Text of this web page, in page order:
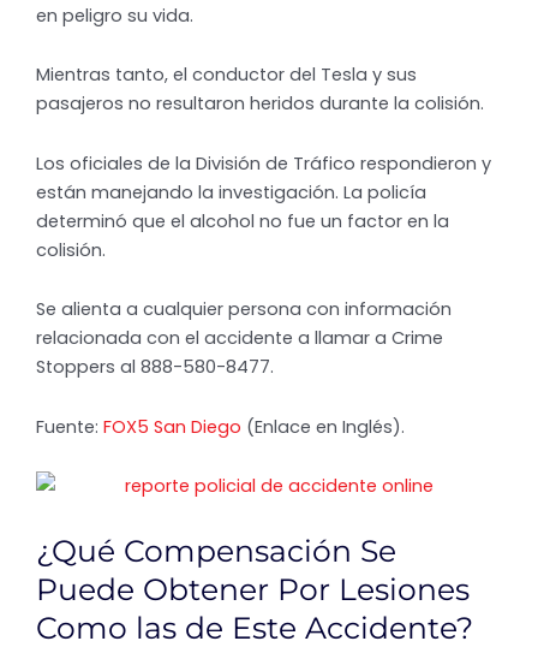
en peligro su vida.
Mientras tanto, el conductor del Tesla y sus
pasajeros no resultaron heridos durante la colisión.
Los oficiales de la División de Tráfico respondieron y
están manejando la investigación. La policía
determinó que el alcohol no fue un factor en la
colisión.
Se alienta a cualquier persona con información
relacionada con el accidente a llamar a Crime
Stoppers al 888-580-8477.
Fuente: FOX5 San Diego (Enlace en Inglés).
¿Qué Compensación Se
Puede Obtener Por Lesiones
Como las de Este Accidente?